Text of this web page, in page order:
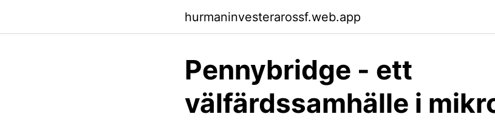
hurmaninvesterarossf.web.app
Pennybridge - ett
välfärdssamhälle i